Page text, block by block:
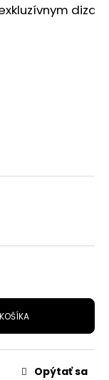
Opýtať sa